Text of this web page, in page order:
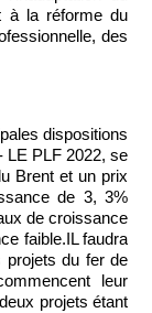
à la réforme du
des
dispositions
LE PLF 2022, se
Brent et un prix
de 3, 3%
de croissance
faible.IL faudra
du fer de
leur
projets étant